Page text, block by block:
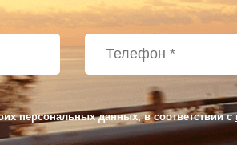
персональных данных, в соответствии с